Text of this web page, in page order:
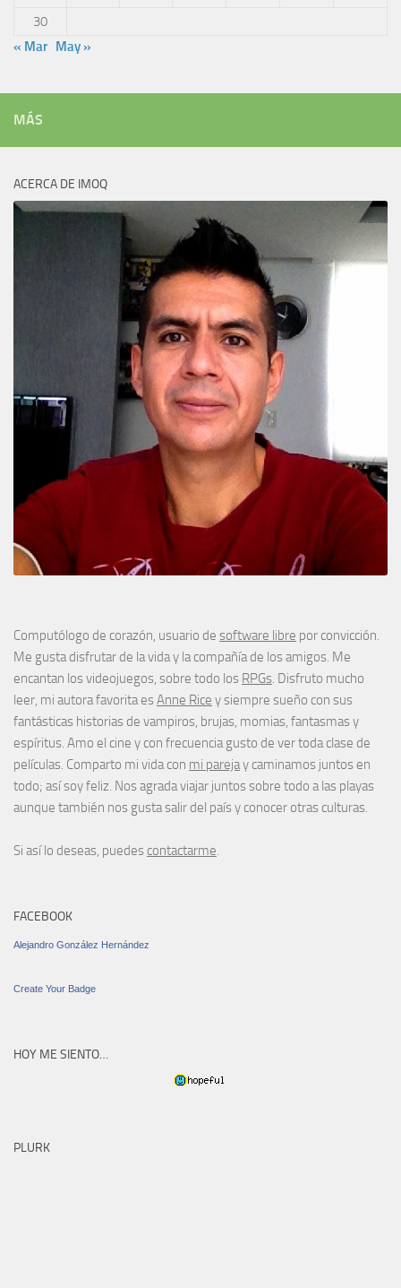
30
« Mar
May »
MÁS
ACERCA DE IMOQ
Computólogo de corazón, usuario de software libre por convicción.
Me gusta disfrutar de la vida y la compañía de los amigos. Me
encantan los videojuegos, sobre todo los RPGs. Disfruto mucho
leer, mi autora favorita esAnne Rice y siempre sueño con sus
fantásticas historias de vampiros, brujas, momias, fantasmas y
espíritus. Amo el cine y con frecuencia gusto de ver toda clase de
películas. Comparto mi vida con mi parejay caminamos juntos en
todo; así soy feliz. Nos agrada viajar juntos sobre todo a las playas
aunque también nos gusta salir del país y conocer otras culturas.
Si así lo deseas, puedes contactarme.
FACEBOOK
Alejandro González Hernández
Create Your Badge
HOY ME SIENTO…
PLURK